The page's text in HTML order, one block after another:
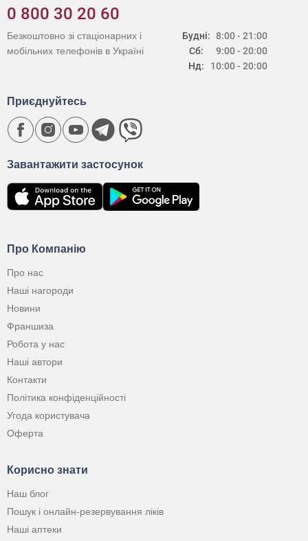
0 800 30 20 60
Будні:
Сб:
Нд:
8:00 - 21:00
9:00 - 20:00
10:00 - 20:00
Безкоштовно зі стаціонарних і
мобільних телефонів в Україні
Про Компанію
Про нас
Наші нагороди
Новини
Франшиза
Робота у нас
Наші автори
Контакти
Політика конфіденційності
Угода користувача
Оферта
Корисно знати
Наш блог
Пошук і онлайн-резервування ліків
Наші аптеки
Завантажити застосунок
Приєднуйтесь